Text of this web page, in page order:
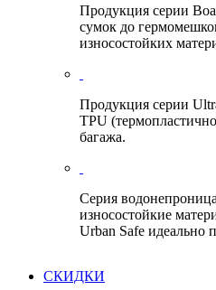
Продукция серии
сумок до
износостойких
Продукция серии
TPU
багажа.
Серия
износостойкие
Urban Safe идеально
СКИДКИ